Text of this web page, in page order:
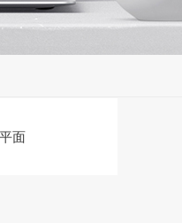
平面